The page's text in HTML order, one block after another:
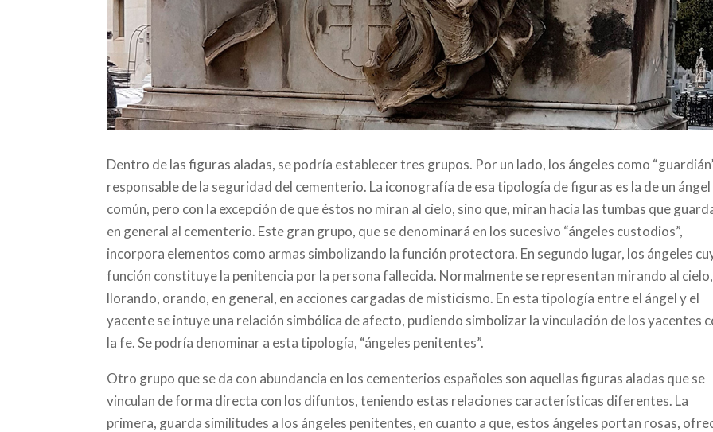
Dentro de las figuras aladas, se podría establecer tres grupos. Por un lado, los ángeles como
responsable de la seguridad del cementerio. La iconografía de esa tipología de figuras es la de un ángel
común, pero con la excepción de que éstos no miran al cielo, sino que, miran hacia las tumbas que
en general al cementerio. Este gran grupo, que se denominará en los sucesivo “ángeles custodios”,
incorpora elementos como armas simbolizando la función protectora. En segundo lugar, los ángeles
función constituye la penitencia por la persona fallecida. Normalmente se representan mirando al cielo,
llorando, orando, en general, en acciones cargadas de misticismo. En esta tipología entre el ángel y el
yacente se intuye una relación simbólica de afecto, pudiendo simbolizar la vinculación de los yacentes
la fe. Se podría denominar a esta tipología, “ángeles penitentes”.
Otro grupo que se da con abundancia en los cementerios españoles son aquellas figuras aladas que se
vinculan de forma directa con los difuntos, teniendo estas relaciones características diferentes. La
primera, guarda similitudes a los ángeles penitentes, en cuanto a que, estos ángeles portan rosas,